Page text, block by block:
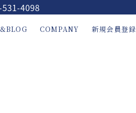
531-4098
COMPANY 新規会員登録